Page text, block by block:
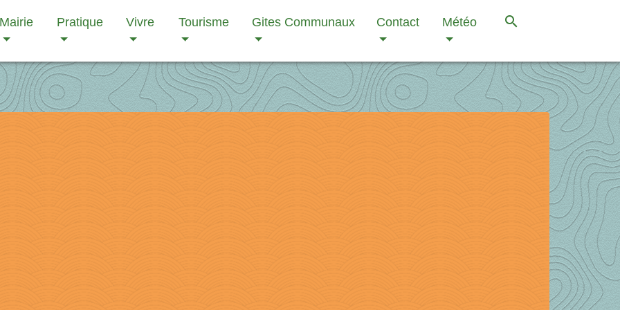
Mairie Pratique Vivre Tourisme Gites Communaux Contact Météo search